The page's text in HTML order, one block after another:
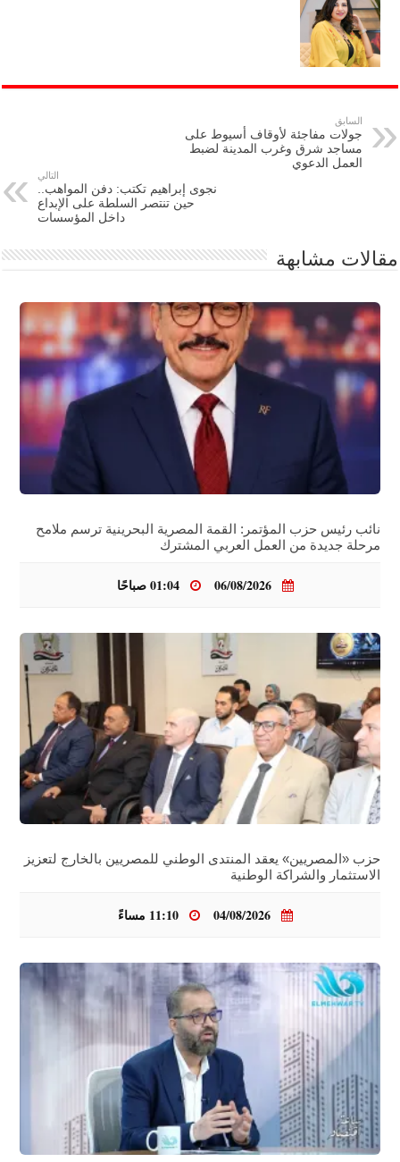
السابق
جولات مفاجئة لأوقاف أسيوط على
مساجد شرق وغرب المدينة لضبط
العمل الدعوي
التالي
نجوى إبراهيم تكتب: دفن المواهب..
حين تنتصر السلطة على الإبداع
داخل المؤسسات
مقالات مشابهة
نائب رئيس حزب المؤتمر: القمة المصرية البحرينية ترسم ملامح
مرحلة جديدة من العمل العربي المشترك
حزب «المصريين» يعقد المنتدى الوطني للمصريين بالخارج لتعزيز
الاستثمار والشراكة الوطنية